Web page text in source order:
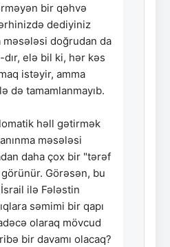
bir qəhvə
dediyiniz
məsələsi doğrudan da
elə bil ki, hər kəs
istəyir, amma
də tamamlanmayıb.
həll gətirmək
məsələsi
daha çox bir "tərəf
Görəsən, bu
İsrail ilə Fələstin
səmimi bir qapı
olaraq mövcud
bir davamı olacaq?